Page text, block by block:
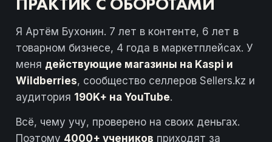
Я Артём Бухонин. 7 лет в контенте, 6 лет в
товарном бизнесе, 4 года в маркетплейсах. У
меня действующие магазины на Kaspi и
Wildberries, сообщество селлеров Sellers.kz и
аудитория 190K+ на YouTube.
Всё, чему учу, проверено на своих деньгах.
Поэтому 4000+ учеников приходят за